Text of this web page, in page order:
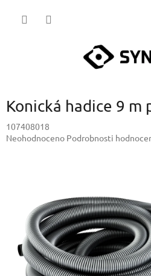
Konická hadice 9 m
107408018
Průměrné
hvězdiček.
Neohodnoceno Podrobnosti